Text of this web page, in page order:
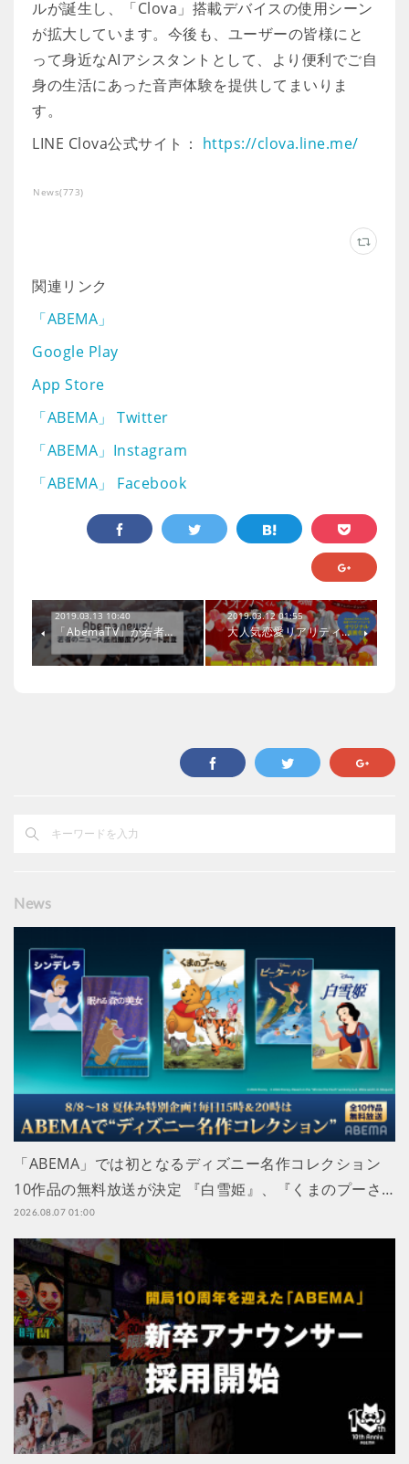
ルが誕生し、「Clova」搭載デバイスの使用シーン
が拡大しています。今後も、ユーザーの皆様にと
って身近なAIアシスタントとして、より便利でご自
身の生活にあった音声体験を提供してまいりま
す。
LINE Clova公式サイト： https://clova.line.me/
News(773)
関連リンク
「ABEMA」
Google Play
App Store
「ABEMA」 Twitter
「ABEMA」Instagram
「ABEMA」 Facebook
2019.03.13 10:40
「AbemaTV」が若者…
2019.03.12 01:55
大人気恋愛リアリティ…
News
「ABEMA」では初となるディズニー名作コレクション
10作品の無料放送が決定 『白雪姫』、『くまのプーさ…
2026.08.07 01:00